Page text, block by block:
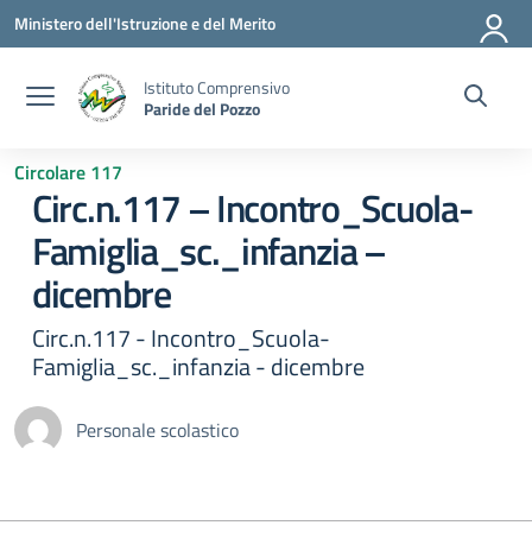
Vai ai contenuti
Vai al menu di navigazione
Vai al footer
Ministero dell'Istruzione e del Merito
Istituto Comprensivo
Paride del Pozzo
Circolare 117
Circ.n.117 – Incontro_Scuola-
Famiglia_sc._infanzia –
dicembre
Circ.n.117 - Incontro_Scuola-
Famiglia_sc._infanzia - dicembre
Personale scolastico